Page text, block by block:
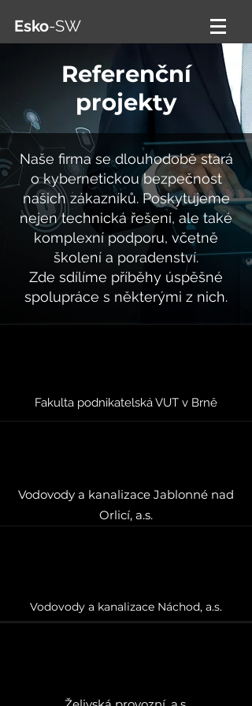
Esko-SW
Referenční
projekty
Naše firma se dlouhodobě stará
o kybernetickou bezpečnost
našich zákazníků. Poskytujeme
nejen technická řešení, ale také
komplexní podporu, včetně
školení a poradenství.
Zde sdílíme příběhy úspěšné
spolupráce s některými z nich.
Fakulta podnikatelská VUT v Brně
Vodovody a kanalizace Jablonné nad
Orlicí, a.s.
Vodovody a kanalizace Náchod, a.s.